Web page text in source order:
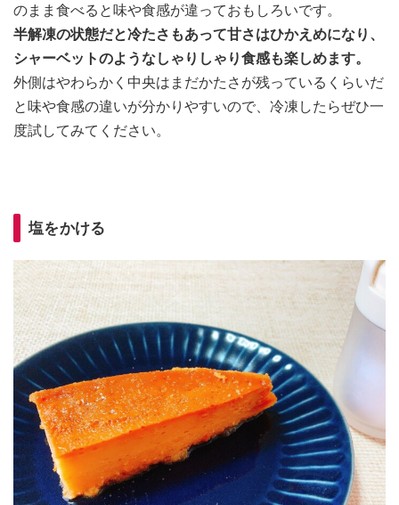
のまま食べると味や食感が違っておもしろいです。
半解凍の状態だと冷たさもあって甘さはひかえめになり、
シャーベットのようなしゃりしゃり食感も楽しめます。
外側はやわらかく中央はまだかたさが残っているくらいだ
と味や食感の違いが分かりやすいので、冷凍したらぜひ一
度試してみてください。
塩をかける